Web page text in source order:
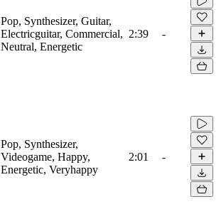
Pop, Synthesizer, Guitar,
Electricguitar, Commercial,
Neutral, Energetic
2:39 -
Pop, Synthesizer,
Videogame, Happy,
Energetic, Veryhappy
2:01 -